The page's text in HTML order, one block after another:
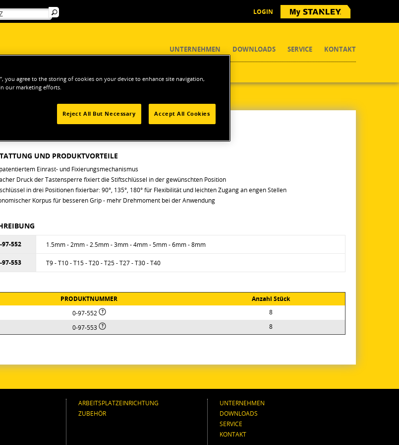
LOGIN
UNTERNEHMEN DOWNLOADS SERVICE KONTAKT
UND PRODUKTVORTEILE
Einrast- und Fixierungsmechanismus
Druck der Tastensperre fixiert die Stiftschlüssel in der gewünschten Position
in drei Positionen fixierbar: 90°, 135°, 180° für Flexibilität und leichten Zugang an engen Stellen
Korpus für besseren Grip - mehr Drehmoment bei der Anwendung
97-552 1.5mm - 2mm - 2.5mm - 3mm - 4mm - 5mm - 6mm - 8mm
97-553 T9 - T10 - T15 - T20 - T25 - T27 - T30 - T40
PRODUKTNUMMER Anzahl Stück
0-97-552
8
0-97-553
8
ARBEITSPLATZEINRICHTUNG
ZUBEHÖR
UNTERNEHMEN
DOWNLOADS
SERVICE
KONTAKT
you agree to the storing of cookies on your device to enhance site navigation,
our marketing efforts.
Reject All But Necessary Accept All Cookies